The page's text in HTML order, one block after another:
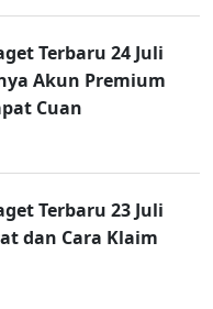
Terbaru 24 Juli
Akun Premium
Cuan
Terbaru 23 Juli
dan Cara Klaim